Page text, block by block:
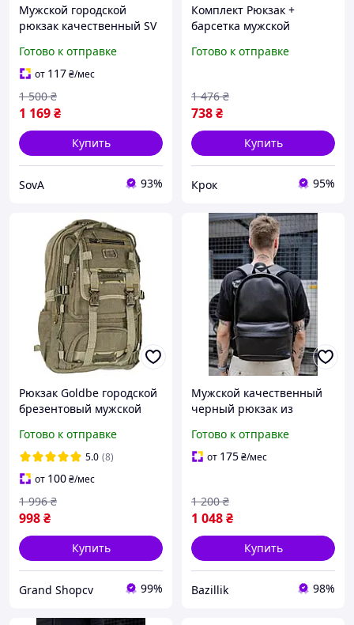
Мужской городской
рюкзак качественный SV
Готово к отправке
от 117₴/мес
1 169₴
1 500 ₴
Купить
SovA 93%
Комплект Рюкзак +
барсетка мужской
спортивный рюкзак nike
водостойкий
Готово к отправке
738₴
1 476 ₴
Купить
Крок 95%
Рюкзак Goldbe городской
брезентовый мужской
водонепроницаемый
качественный прочный
джинсовый
Готово к отправке
5.0 (8)
от 100₴/мес
998₴
1 996 ₴
Купить
Grand Shopcv 99%
Мужской качественный
черный рюкзак из
зернистой эко кожи
Готово к отправке
от 175₴/мес
1 048₴
1 200 ₴
Купить
Bazillik 98%